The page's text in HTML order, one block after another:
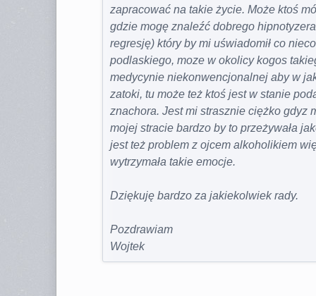
zapracować na takie życie. Może ktoś
gdzie mogę znaleźć dobrego
regresję) który by mi uświadomił co
podlaskiego, moze w okolicy kogos
medycynie niekonwencjonalnej aby w
zatoki, tu może też ktoś jest w stanie
znachora. Jest mi strasznie ciężko gdyz
mojej stracie bardzo by to przeżywała
jest też problem z ojcem alkoholikiem
wytrzymała takie emocje.
Dziękuję bardzo za jakiekolwiek rady.
Pozdrawiam
Wojtek